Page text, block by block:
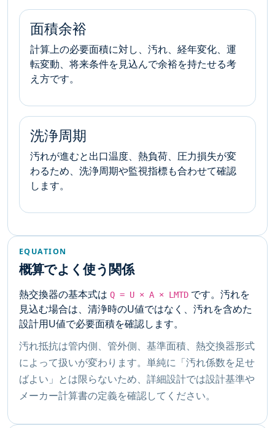
面積余裕
計算上の必要面積に対し、汚れ、経年変化、運
転変動、将来条件を見込んで余裕を持たせる考
え方です。
洗浄周期
汚れが進むと出口温度、熱負荷、圧力損失が変
わるため、洗浄周期や監視指標も合わせて確認
します。
EQUATION
概算でよく使う関係
熱交換器の基本式は Q = U × A × LMTDです。汚れを
見込む場合は、清浄時のU値ではなく、汚れを含めた
設計用U値で必要面積を確認します。
汚れ抵抗は管内側、管外側、基準面積、熱交換器形式
によって扱いが変わります。単純に「汚れ係数を足せ
ばよい」とは限らないため、詳細設計では設計基準や
メーカー計算書の定義を確認してください。